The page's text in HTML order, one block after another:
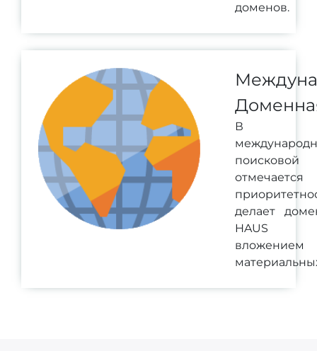
доменов.
В
отмечается
делает
HAUS
вложением